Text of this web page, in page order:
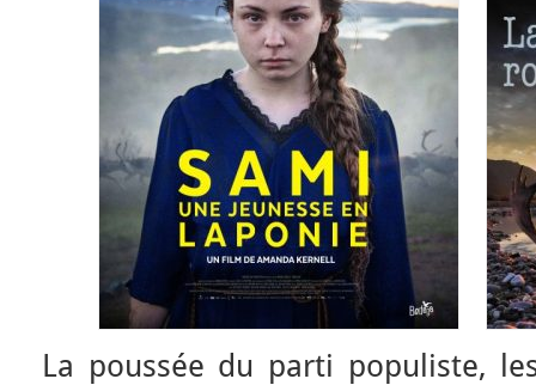
La poussée du parti populiste,